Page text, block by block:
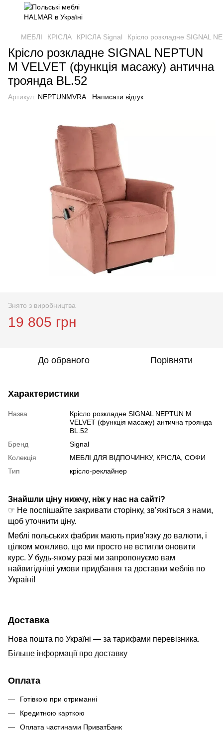
МЕБЛІ КРІСЛА КРІСЛА Signal Крісло розкладне SIGNAL
Крісло розкладне SIGNAL NEPTUN
M VELVET (функція масажу) антична
троянда BL.52
Артикул: NEPTUNMVRA Написати відгук
Знято з виробництва
19 805 грн
До обраного Порівняти
Характеристики
Назва
Крісло розкладне SIGNAL NEPTUN M
VELVET (функція масажу) антична троянда
BL.52
Бренд
Signal
Колекція
МЕБЛІ ДЛЯ ВІДПОЧИНКУ, КРІСЛА, СОФИ
Тип
крісло-реклайнер
Знайшли ціну нижчу, ніж у нас на сайті?
☞ Не поспішайте закривати сторінку, зв’яжіться з нами,
щоб уточнити ціну.
Меблі польських фабрик мають прив'язку до валюти, і
цілком можливо, що ми просто не встигли оновити
курс. У будь-якому разі ми запропонуємо вам
найвигідніші умови придбання та доставки меблів по
Україні!
Доставка
Нова пошта по Україні — за тарифами перевізника.
Більше інформації про доставку
Оплата
Готівкою при отриманні
Кредитною карткою
Оплата частинами ПриватБанк